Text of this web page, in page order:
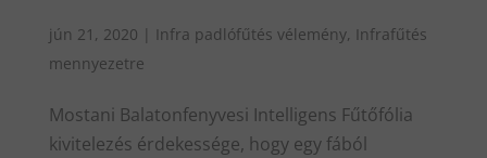
jún 21, 2020 | Infra padlófűtés vélemény, Infrafűtés
mennyezetre
Mostani Balatonfenyvesi Intelligens Fűtőfólia
kivitelezés érdekessége, hogy egy fából